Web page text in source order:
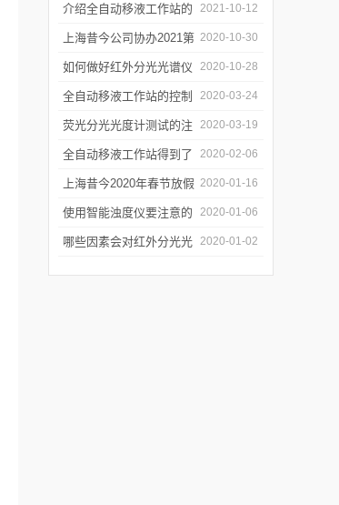
障
介绍全自动移液工作站的
三种移液方式
2021-10-12
上海昔今公司协办2021第
二届上海沪助科研圈发展
年会
2020-10-30
如何做好红外分光光谱仪
的防潮工作
2020-10-28
全自动移液工作站的控制
软件有哪些特点
2020-03-24
荧光分光光度计测试的注
意事项有哪些
2020-03-19
全自动移液工作站得到了
广泛的应用
2020-02-06
上海昔今2020年春节放假
通知
2020-01-16
使用智能浊度仪要注意的
几个要点
2020-01-06
哪些因素会对红外分光光 2020-01-02